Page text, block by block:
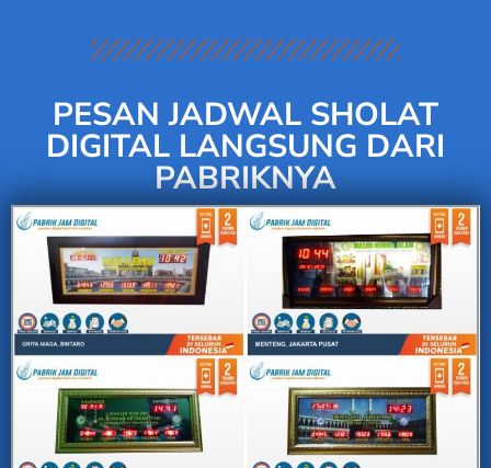
PESAN JADWAL SHOLAT
DIGITAL LANGSUNG DARI
PABRIKNYA